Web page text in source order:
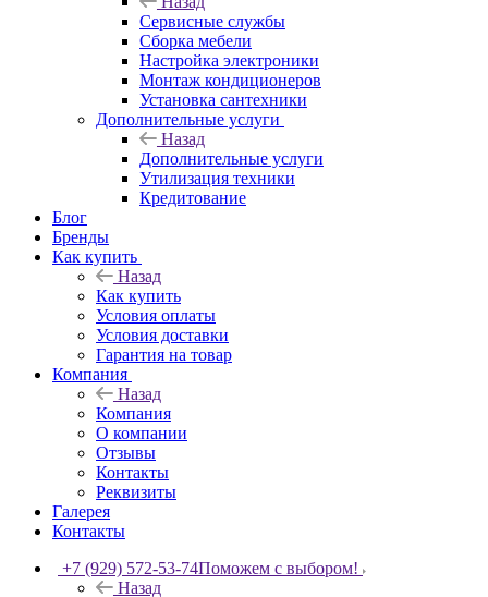
Сервисные службы
Сборка мебели
Настройка электроники
Монтаж кондиционеров
Установка сантехники
Дополнительные услуги
Назад
Дополнительные услуги
Утилизация техники
Кредитование
Блог
Бренды
Как купить
Назад
Как купить
Условия оплаты
Условия доставки
Гарантия на товар
Компания
Назад
Компания
О компании
Отзывы
Контакты
Реквизиты
Галерея
Контакты
+7 (929) 572-53-74Поможем с выбором!
Назад